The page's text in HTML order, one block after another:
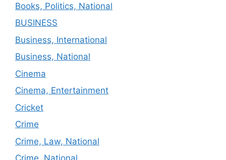
Books, Politics, National
BUSINESS
Business, International
Business, National
Cinema
Cinema, Entertainment
Cricket
Crime
Crime, Law, National